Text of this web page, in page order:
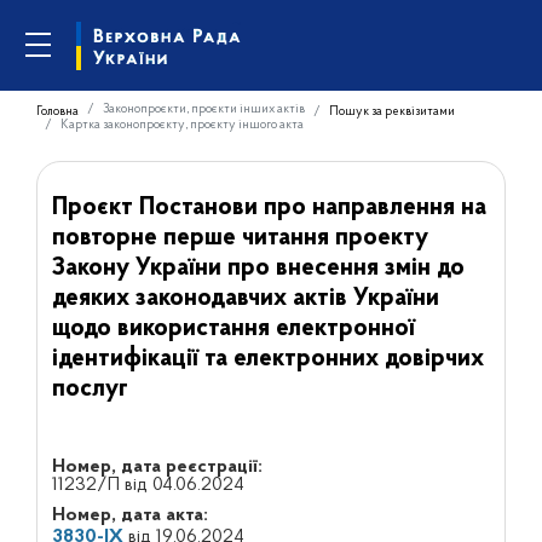
Головна Законопроєкти, проєкти інших актів
Пошук за реквізитами
Картка законопроєкту, проєкту іншого акта
Проєкт Постанови про направлення на
повторне перше читання проекту
Закону України про внесення змін до
деяких законодавчих актів України
щодо використання електронної
ідентифікації та електронних довірчих
послуг
Номер, дата реєстрації:
11232/П від 04.06.2024
Номер, дата акта:
3830-IXвід 19.06.2024